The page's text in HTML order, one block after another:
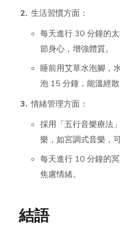
生活習慣方面：
每天進行 30 分鐘的
節身心，增強體質。
睡前用艾草水泡腳，
泡 15 分鐘，能溫經散
情緒管理方面：
採用「五行音樂療法
樂，如宮調式音樂，
每天進行 10 分鐘的
焦慮情緒。
結語